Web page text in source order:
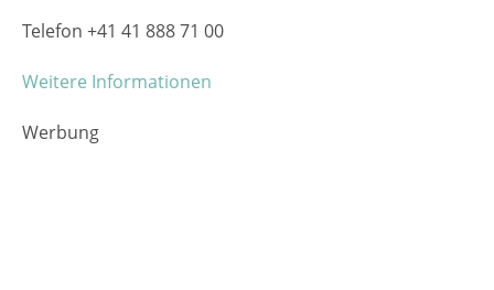
Telefon +41 41 888 71 00
Weitere Informationen
Werbung